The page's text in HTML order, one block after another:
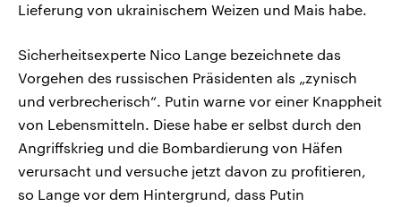
Lieferung von ukrainischem Weizen und Mais habe.
Sicherheitsexperte Nico Lange bezeichnete das
Vorgehen des russischen Präsidenten als „zynisch
und verbrecherisch“. Putin warne vor einer Knappheit
von Lebensmitteln. Diese habe er selbst durch den
Angriffskrieg und die Bombardierung von Häfen
verursacht und versuche jetzt davon zu profitieren,
so Lange vor dem Hintergrund, dass Putin